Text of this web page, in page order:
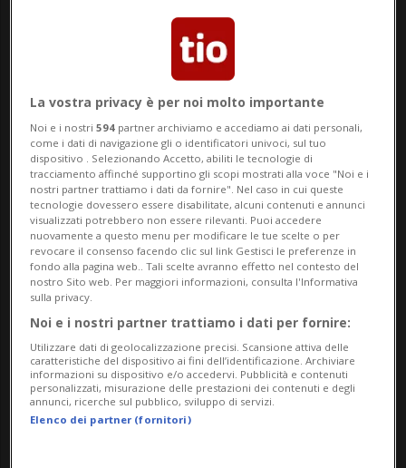
NATIONAL LEAGUE
Il Losanna saluta uno dei suoi
protagonisti
La vostra privacy è per noi molto importante
Noi e i nostri594 partner archiviamo e accediamo ai dati personali,
come i dati di navigazione gli o identificatori univoci, sul tuo
dispositivo . Selezionando Accetto, abiliti le tecnologie di
tracciamento affinché supportino gli scopi mostrati alla voce "Noi e i
nostri partner trattiamo i dati da fornire". Nel caso in cui queste
tecnologie dovessero essere disabilitate, alcuni contenuti e annunci
visualizzati potrebbero non essere rilevanti. Puoi accedere
nuovamente a questo menu per modificare le tue scelte o per
revocare il consenso facendo clic sul link Gestisci le preferenze in
fondo alla pagina web.. Tali scelte avranno effetto nel contesto del
nostro Sito web. Per maggiori informazioni, consulta l'Informativa
sulla privacy.
Noi e i nostri partner trattiamo i dati per fornire:
Utilizzare dati di geolocalizzazione precisi. Scansione attiva delle
caratteristiche del dispositivo ai fini dell’identificazione. Archiviare
informazioni su dispositivo e/o accedervi. Pubblicità e contenuti
personalizzati, misurazione delle prestazioni dei contenuti e degli
annunci, ricerche sul pubblico, sviluppo di servizi.
Elenco dei partner (fornitori)